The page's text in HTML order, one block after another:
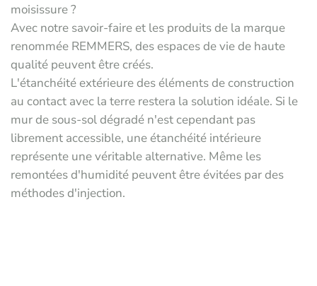
moisissure ?
Avec notre savoir-faire et les produits de la marque
renommée REMMERS, des espaces de vie de haute
qualité peuvent être créés.
L'étanchéité extérieure des éléments de construction
au contact avec la terre restera la solution idéale. Si le
mur de sous-sol dégradé n'est cependant pas
librement accessible, une étanchéité intérieure
représente une véritable alternative. Même les
remontées d'humidité peuvent être évitées par des
méthodes d'injection.